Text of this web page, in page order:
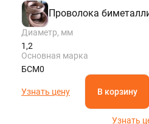
Проволока
Диаметр, мм
1,2
Основная марка
БСМ0
Узнать цену В корзину
Узнать